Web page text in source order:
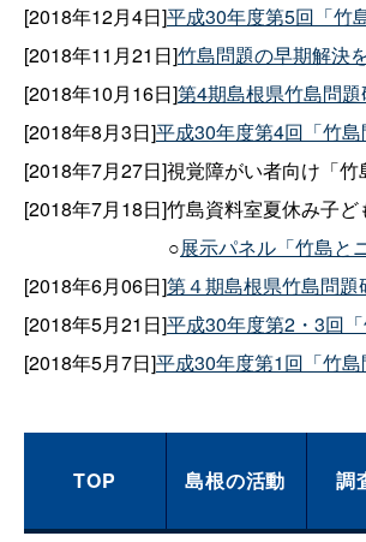
[2018年12月4日]平成30年度第5回「竹
[2018年11月21日]竹島問題の早期解決
[2018年10月16日]第4期島根県竹島問
[2018年8月3日]平成30年度第4回「竹
[2018年7月27日]視覚障がい者向け「
[2018年7月18日]竹島資料室夏休み子
○展示パネル「竹島と
[2018年6月06日]第４期島根県竹島問
[2018年5月21日]平成30年度第2・3回
[2018年5月7日]平成30年度第1回「竹
TOP 島根の活動 調